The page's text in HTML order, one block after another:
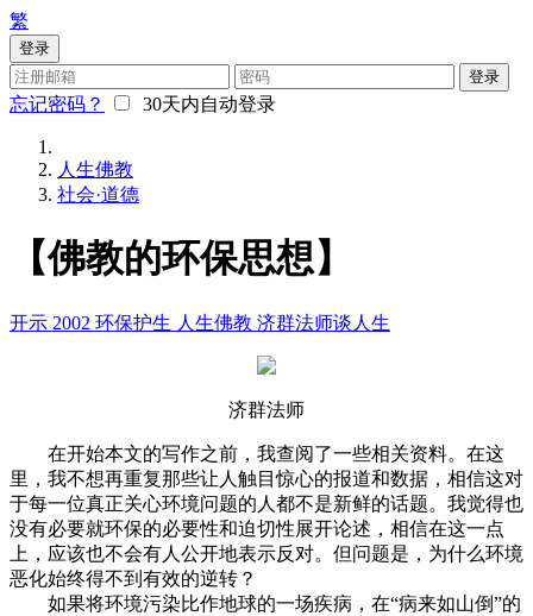
繁
登录
登录
忘记密码？ 30天内自动登录
人生佛教
社会·道德
【佛教的环保思想】
开示 2002 环保护生 人生佛教 济群法师谈人生
济群法师
在开始本文的写作之前，我查阅了一些相关资料。在这
里，我不想再重复那些让人触目惊心的报道和数据，相信这对
于每一位真正关心环境问题的人都不是新鲜的话题。我觉得也
没有必要就环保的必要性和迫切性展开论述，相信在这一点
上，应该也不会有人公开地表示反对。但问题是，为什么环境
恶化始终得不到有效的逆转？
如果将环境污染比作地球的一场疾病，在“病来如山倒”的